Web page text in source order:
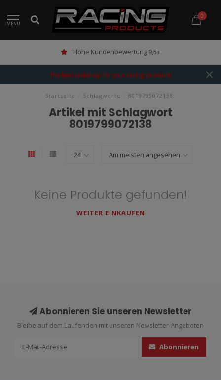
MENU
0
Hohe Kundenbewertung 9,5+
The best webshop for your racing products!
Startseite Schlagworte 8019799072138
Artikel mit Schlagwort
8019799072138
Keine Produkte gefunden!
WEITER EINKAUFEN
Abonnieren Sie unseren Newsletter
Bleibe auf dem Laufenden mit unseren Newsletter-Angeboten
Abonnieren